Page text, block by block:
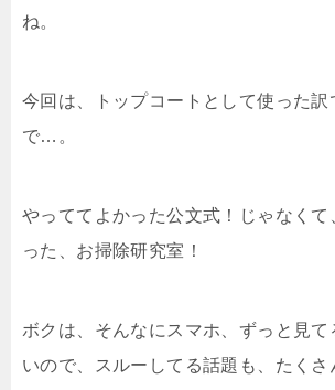
ね。
今回は、トップコートとして使った訳
で…。
やっててよかった公文式！じゃなくて
った、お掃除研究室！
ボクは、そんなにスマホ、ずっと見て
いので、スルーしてる話題も、たくさ